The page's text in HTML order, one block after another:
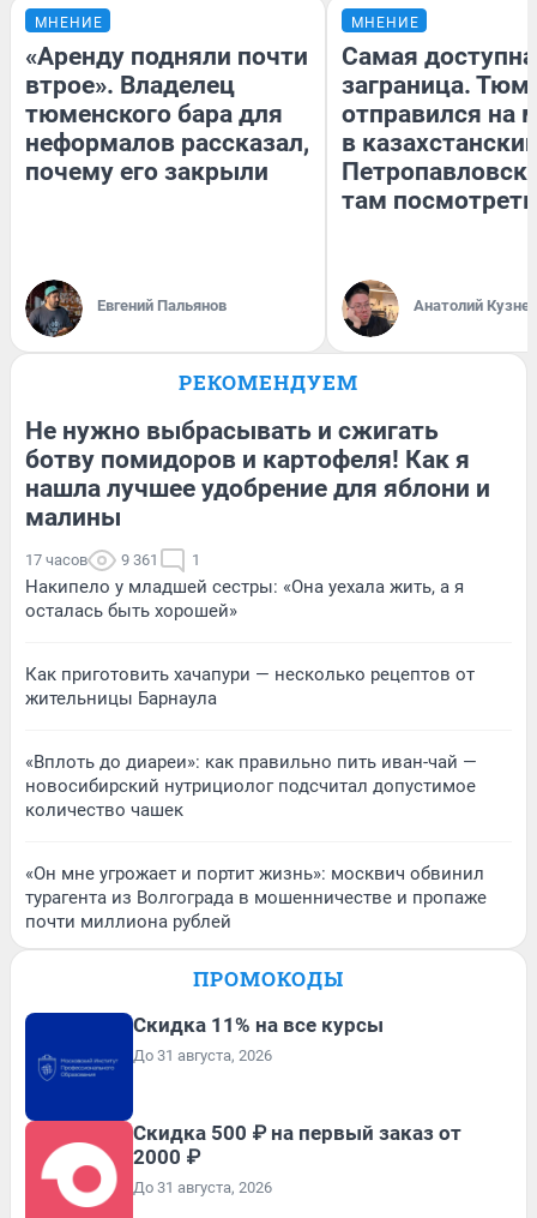
МНЕНИЕ
«Аренду подняли почти
втрое». Владелец
тюменского бара для
неформалов рассказал,
почему его закрыли
Евгений Пальянов
МНЕНИЕ
Самая
заграница.
отправился на
в
там посмотреть
Анатолий
РЕКОМЕНДУЕМ
Не нужно выбрасывать и сжигать
ботву помидоров и картофеля! Как я
нашла лучшее удобрение для яблони и
малины
17 часов 9 361 1
Накипело у младшей сестры: «Она уехала жить, а я
осталась быть хорошей»
Как приготовить хачапури — несколько рецептов от
жительницы Барнаула
«Вплоть до диареи»: как правильно пить иван-чай —
новосибирский нутрициолог подсчитал допустимое
количество чашек
«Он мне угрожает и портит жизнь»: москвич обвинил
турагента из Волгограда в мошенничестве и пропаже
почти миллиона рублей
ПРОМОКОДЫ
Скидка 11% на все курсы
До 31 августа, 2026
Скидка 500 ₽ на первый заказ от
2000 ₽
До 31 августа, 2026